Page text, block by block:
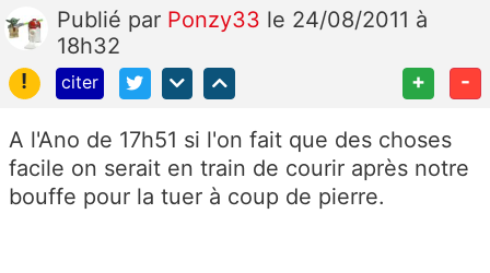
Publié par Ponzy33 le 24/08/2011 à
18h32
!
citer + -
A l'Ano de 17h51 si l'on fait que des choses
facile on serait en train de courir après notre
bouffe pour la tuer à coup de pierre.